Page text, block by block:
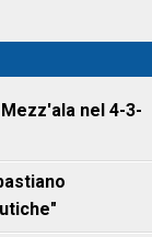
nel 4-3-